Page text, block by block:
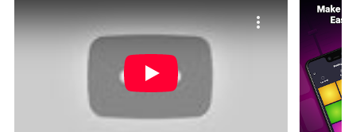
διαχειριστής πολλαπλών παρουσιών καθιστά
δυνατό το άνοιγμα 2 ή περισσότερων λογαριασμών
ταυτόχρονα. Και το πιο σημαντικό, ο αποκλειστικός
κινητήρας εξομοίωσης μπορεί να απελευθερώσει
όλες τις δυνατότητες του υπολογιστή σας, να κάνει
τα πάντα ομαλά και ευχάριστα.